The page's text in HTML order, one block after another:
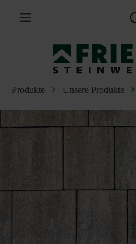
springen
Produkte Unsere Produkte